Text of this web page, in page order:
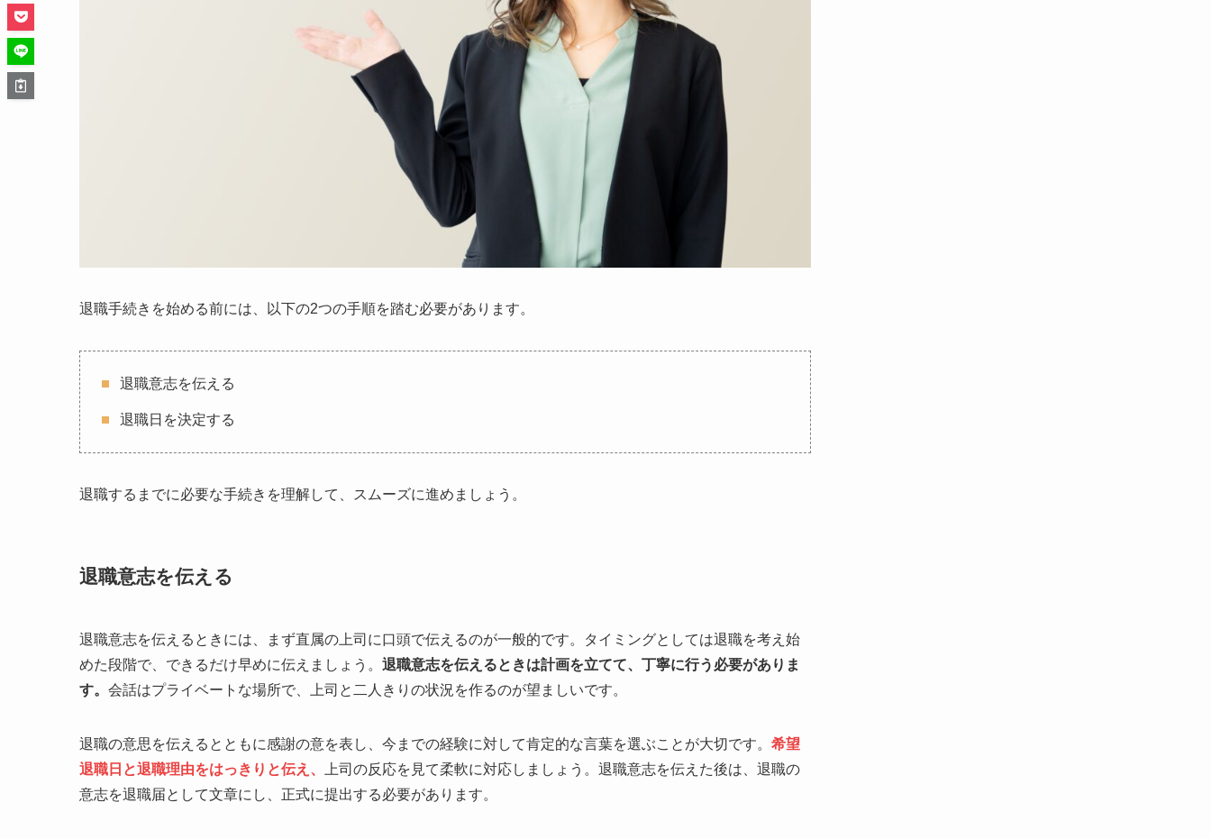
退職手続きを始める前には、以下の2つの手順を踏む必要があります。
退職意志を伝える
退職日を決定する
退職するまでに必要な手続きを理解して、スムーズに進めましょう。
退職意志を伝える
退職意志を伝えるときには、まず直属の上司に口頭で伝えるのが一般的です。タイミングとしては退職を考え始
めた段階で、できるだけ早めに伝えましょう。 退職意志を伝えるときは計画を立てて、丁寧に行う必要がありま
す。 会話はプライベートな場所で、上司と二人きりの状況を作るのが望ましいです。
退職の意思を伝えるとともに感謝の意を表し、今までの経験に対して肯定的な言葉を選ぶことが大切です。 希望
退職日と退職理由をはっきりと伝え、
上司の反応を見て柔軟に対応しましょう。退職意志を伝えた後は、退職の
意志を退職届として文章にし、正式に提出する必要があります。